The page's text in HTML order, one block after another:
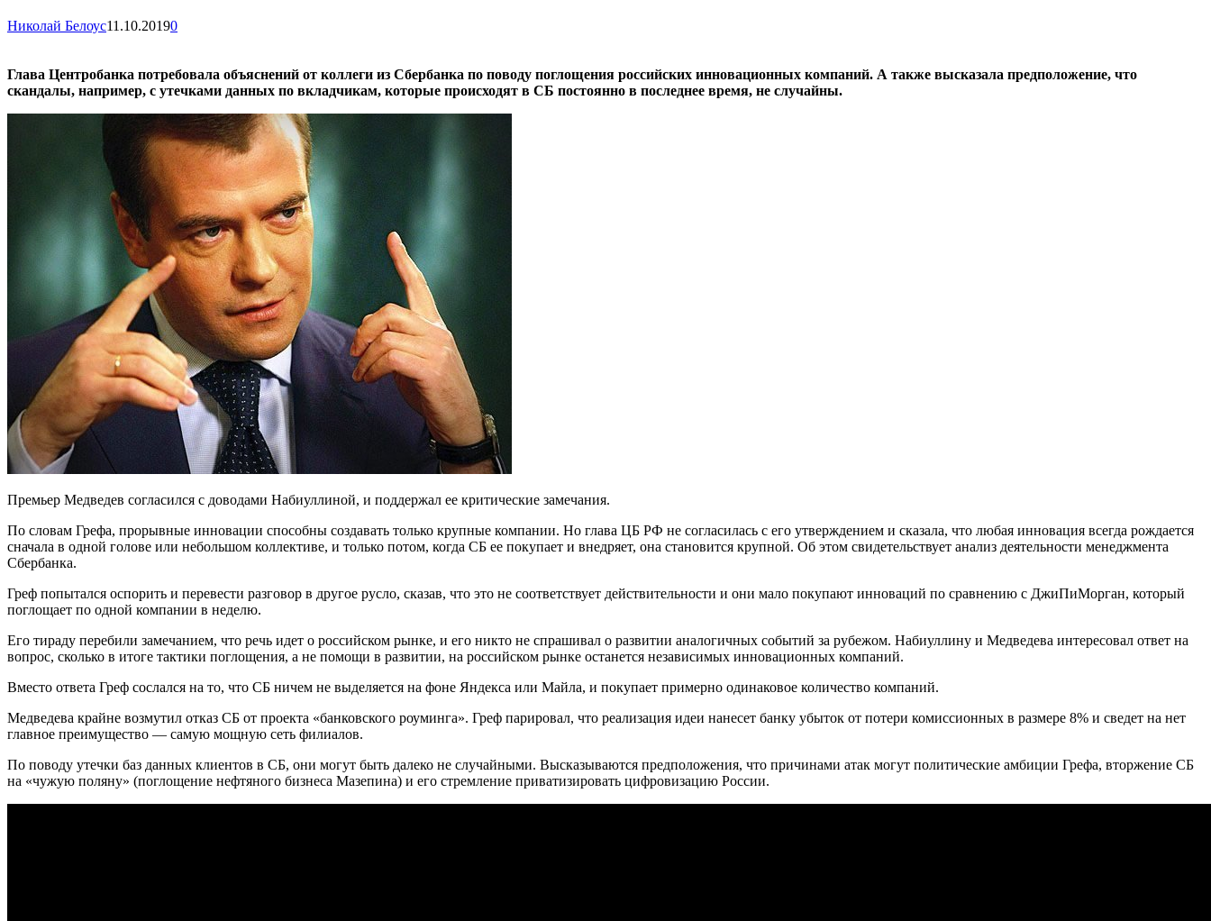
Николай Белоус11.10.20190
Глава Центробанка потребовала объяснений от коллеги из Сбербанка по поводу поглощения российских инновационных компаний. А также высказала предположение, что
скандалы, например, с утечками данных по вкладчикам, которые происходят в СБ постоянно в последнее время, не случайны.
Премьер Медведев согласился с доводами Набиуллиной, и поддержал ее критические замечания.
По словам Грефа, прорывные инновации способны создавать только крупные компании. Но глава ЦБ РФ не согласилась с его утверждением и сказала, что любая инновация всегда рождается
сначала в одной голове или небольшом коллективе, и только потом, когда СБ ее покупает и внедряет, она становится крупной. Об этом свидетельствует анализ деятельности менеджмента
Сбербанка.
Греф попытался оспорить и перевести разговор в другое русло, сказав, что это не соответствует действительности и они мало покупают инноваций по сравнению с ДжиПиМорган, который
поглощает по одной компании в неделю.
Его тираду перебили замечанием, что речь идет о российском рынке, и его никто не спрашивал о развитии аналогичных событий за рубежом. Набиуллину и Медведева интересовал ответ на
вопрос, сколько в итоге тактики поглощения, а не помощи в развитии, на российском рынке останется независимых инновационных компаний.
Вместо ответа Греф сослался на то, что СБ ничем не выделяется на фоне Яндекса или Майла, и покупает примерно одинаковое количество компаний.
Медведева крайне возмутил отказ СБ от проекта «банковского роуминга». Греф парировал, что реализация идеи нанесет банку убыток от потери комиссионных в размере 8% и сведет на нет
главное преимущество — самую мощную сеть филиалов.
По поводу утечки баз данных клиентов в СБ, они могут быть далеко не случайными. Высказываются предположения, что причинами атак могут политические амбиции Грефа, вторжение СБ
на «чужую поляну» (поглощение нефтяного бизнеса Мазепина) и его стремление приватизировать цифровизацию России.